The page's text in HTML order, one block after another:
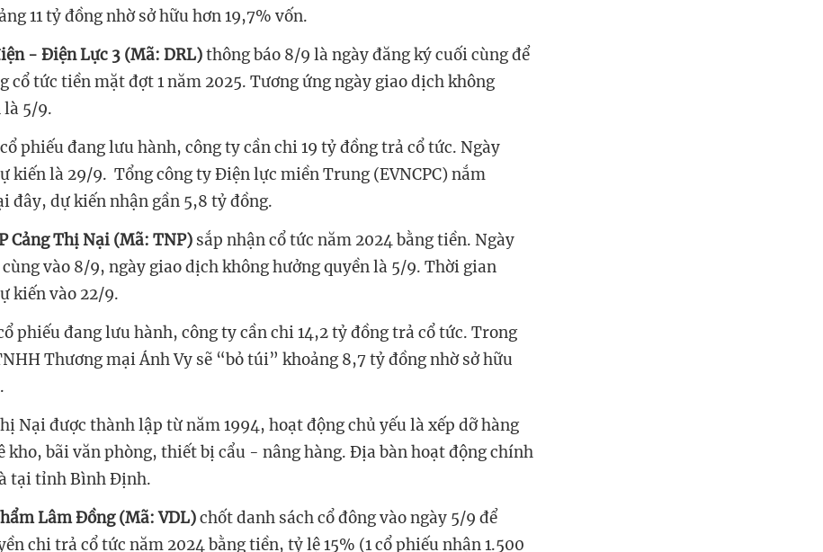
11 tỷ đồng nhờ sở hữu hơn 19,7% vốn.
- Điện Lực 3 (Mã: DRL)thông báo 8/9 là ngày đăng ký cuối cùng để
cổ tức tiền mặt đợt 1 năm 2025. Tương ứng ngày giao dịch không
là 5/9.
phiếu đang lưu hành, công ty cần chi 19 tỷ đồng trả cổ tức. Ngày
kiến là 29/9. Tổng công ty Điện lực miền Trung (EVNCPC)nắm
đây, dự kiến nhận gần 5,8 tỷđồng.
Cảng Thị Nại (Mã: TNP) sắp nhận cổ tức năm 2024 bằng tiền. Ngày
vào 8/9, ngày giao dịch không hưởng quyền là 5/9. Thời gian
kiến vào 22/9.
phiếu đang lưu hành, công ty cần chi 14,2 tỷ đồng trả cổ tức. Trong
Thương mại Ánh Vy sẽ “bỏ túi” khoảng 8,7 tỷ đồng nhờ sở hữu
Nại được thành lập từ năm1994, hoạt động chủ yếu là xếp dỡ hàng
kho, bãi văn phòng, thiết bị cẩu - nâng hàng. Địa bàn hoạt động chính
tạitỉnh Bình Định.
Lâm Đồng (Mã: VDL)chốt danh sách cổ đông vào ngày 5/9 để
chi trả cổ tức năm 2024 bằng tiền, tỷ lệ 15% (1 cổ phiếu nhận 1.500